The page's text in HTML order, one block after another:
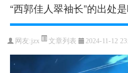
“西郭佳人翠袖长”的出处
网友:jzx 文章列表 2024-11-12